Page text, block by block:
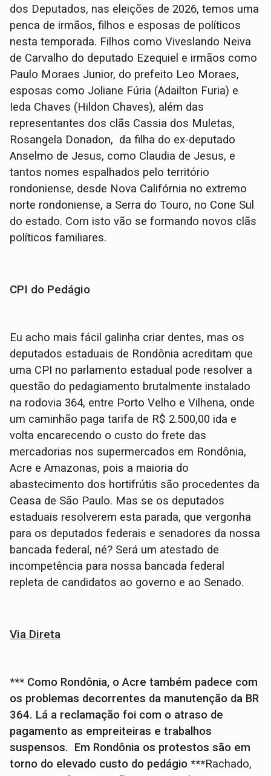
dos Deputados, nas eleições de 2026, temos uma
penca de irmãos, filhos e esposas de políticos
nesta temporada. Filhos como Viveslando Neiva
de Carvalho do deputado Ezequiel e irmãos como
Paulo Moraes Junior, do prefeito Leo Moraes,
esposas como Joliane Fúria (Adailton Furia) e
Ieda Chaves (Hildon Chaves), além das
representantes dos clãs Cassia dos Muletas,
Rosangela Donadon, da filha do ex-deputado
Anselmo de Jesus, como Claudia de Jesus, e
tantos nomes espalhados pelo território
rondoniense, desde Nova Califórnia no extremo
norte rondoniense, a Serra do Touro, no Cone Sul
do estado. Com isto vão se formando novos clãs
políticos familiares.
CPI do Pedágio
Eu acho mais fácil galinha criar dentes, mas os
deputados estaduais de Rondônia acreditam que
uma CPI no parlamento estadual pode resolver a
questão do pedagiamento brutalmente instalado
na rodovia 364, entre Porto Velho e Vilhena, onde
um caminhão paga tarifa de R$ 2.500,00 ida e
volta encarecendo o custo do frete das
mercadorias nos supermercados em Rondônia,
Acre e Amazonas, pois a maioria do
abastecimento dos hortifrútis são procedentes da
Ceasa de São Paulo. Mas se os deputados
estaduais resolverem esta parada, que vergonha
para os deputados federais e senadores da nossa
bancada federal, né? Será um atestado de
incompetência para nossa bancada federal
repleta de candidatos ao governo e ao Senado.
Via Direta
*** Como Rondônia, o Acre também padece com
os problemas decorrentes da manutenção da BR
364. Lá a reclamação foi com o atraso de
pagamento as empreiteiras e trabalhos
suspensos. Em Rondônia os protestos são em
torno do elevado custo do pedágio ***Rachado,